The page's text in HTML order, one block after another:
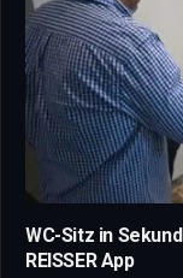
WC-Sitz in
REISSER App